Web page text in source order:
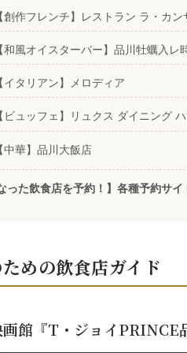
創作フレンチ】レストラン ラ・カ
和風オイスターバー】品川牡蠣入レ
イタリアン】メロディア
ビュッフェ】リュクス ダイニング
中華】品川大飯店
った飲食店を予約！】各種予約サ
めの飲食店ガイド
館『T・ジョイPRINCE